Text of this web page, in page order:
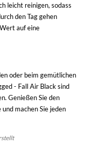
leicht reinigen, sodass
den Tag gehen
auf eine
oder beim gemütlichen
- Fall Air Black sind
Genießen Sie den
machen Sie jeden